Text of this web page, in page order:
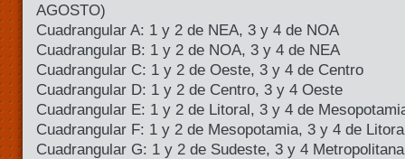
AGOSTO)
Cuadrangular A: 1 y 2 de NEA, 3 y 4 de NOA
Cuadrangular B: 1 y 2 de NOA, 3 y 4 de NEA
Cuadrangular C: 1 y 2 de Oeste, 3 y 4 de Centro
Cuadrangular D: 1 y 2 de Centro, 3 y 4 Oeste
Cuadrangular E: 1 y 2 de Litoral, 3 y 4 de
Cuadrangular F: 1 y 2 de Mesopotamia, 3 y 4 de
Cuadrangular G: 1 y 2 de Sudeste, 3 y 4